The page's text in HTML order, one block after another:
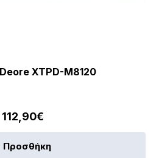
XTPD-M8120
112,90€
Προσθήκη